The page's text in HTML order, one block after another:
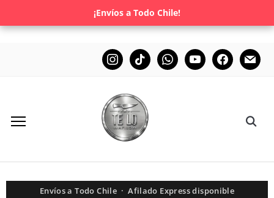
¡Envíos a Todo Chile!
Envíos a Todo Chile · Afilado Express disponible